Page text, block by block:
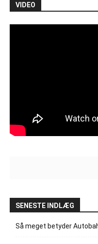
VIDEO
SENESTE INDLÆG
Så meget betyder